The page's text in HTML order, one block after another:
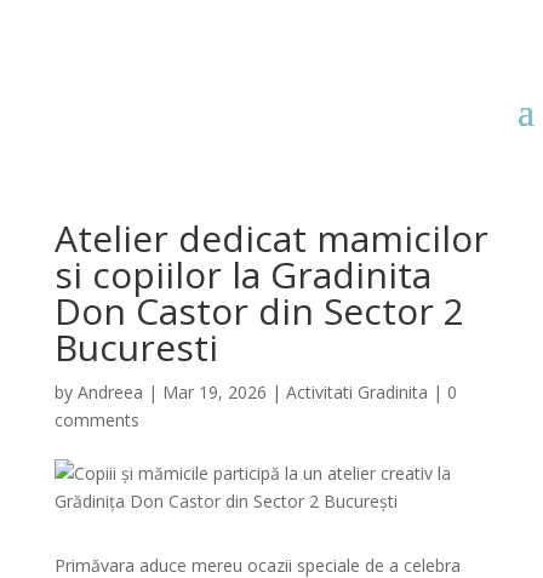
Atelier dedicat mamicilor
si copiilor la Gradinita
Don Castor din Sector 2
Bucuresti
by Andreea | Mar 19, 2026 | Activitati Gradinita | 0
comments
Primăvara aduce mereu ocazii speciale de a celebra